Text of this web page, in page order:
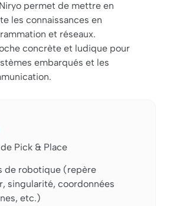
permet de mettre en
les connaissances en
et réseaux.
concrète et ludique pour
embarqués et les
Pick & Place
de robotique (repère
singularité, coordonnées
etc.)